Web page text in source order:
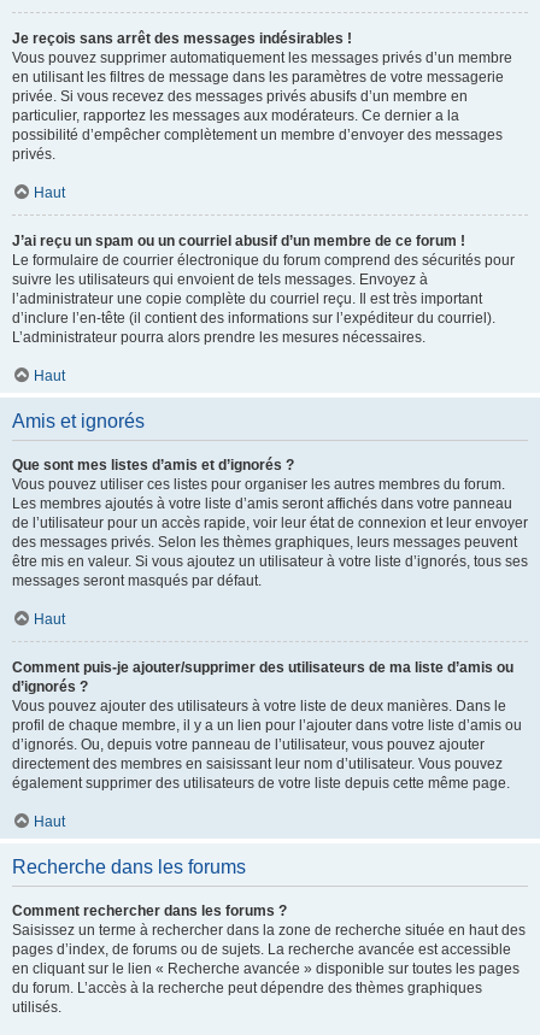
Je reçois sans arrêt des messages indésirables !
Vous pouvez supprimer automatiquement les messages privés d’un membre
en utilisant les filtres de message dans les paramètres de votre messagerie
privée. Si vous recevez des messages privés abusifs d’un membre en
particulier, rapportez les messages aux modérateurs. Ce dernier a la
possibilité d’empêcher complètement un membre d’envoyer des messages
privés.
Haut
J’ai reçu un spam ou un courriel abusif d’un membre de ce forum !
Le formulaire de courrier électronique du forum comprend des sécurités pour
suivre les utilisateurs qui envoient de tels messages. Envoyez à
l’administrateur une copie complète du courriel reçu. Il est très important
d’inclure l’en-tête (il contient des informations sur l’expéditeur du courriel).
L’administrateur pourra alors prendre les mesures nécessaires.
Haut
Amis et ignorés
Que sont mes listes d’amis et d’ignorés ?
Vous pouvez utiliser ces listes pour organiser les autres membres du forum.
Les membres ajoutés à votre liste d’amis seront affichés dans votre panneau
de l’utilisateur pour un accès rapide, voir leur état de connexion et leur envoyer
des messages privés. Selon les thèmes graphiques, leurs messages peuvent
être mis en valeur. Si vous ajoutez un utilisateur à votre liste d’ignorés, tous ses
messages seront masqués par défaut.
Haut
Comment puis-je ajouter/supprimer des utilisateurs de ma liste d’amis ou
d’ignorés ?
Vous pouvez ajouter des utilisateurs à votre liste de deux manières. Dans le
profil de chaque membre, il y a un lien pour l’ajouter dans votre liste d’amis ou
d’ignorés. Ou, depuis votre panneau de l’utilisateur, vous pouvez ajouter
directement des membres en saisissant leur nom d’utilisateur. Vous pouvez
également supprimer des utilisateurs de votre liste depuis cette même page.
Haut
Recherche dans les forums
Comment rechercher dans les forums ?
Saisissez un terme à rechercher dans la zone de recherche située en haut des
pages d’index, de forums ou de sujets. La recherche avancée est accessible
en cliquant sur le lien « Recherche avancée » disponible sur toutes les pages
du forum. L’accès à la recherche peut dépendre des thèmes graphiques
utilisés.